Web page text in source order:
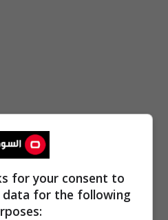
for your consent to
data for the following